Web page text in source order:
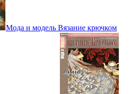
Мода и модель Вязание крючком